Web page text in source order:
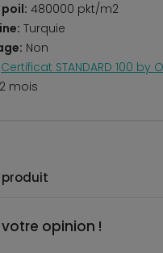
480000 pkt/m2
Turquie
Non
Certificat STANDARD 100 by
mois
produit
opinion !